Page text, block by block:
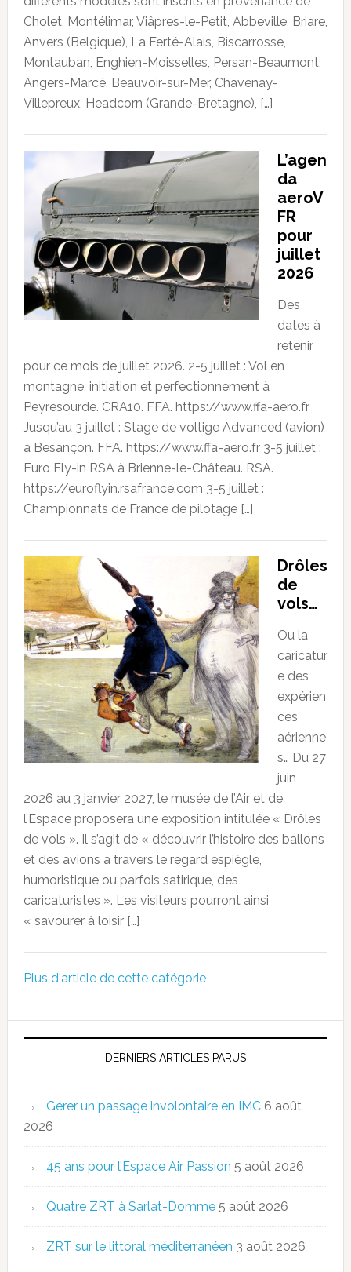
Cholet, Montélimar, Viâpres-le-Petit, Abbeville, Briare,
Anvers (Belgique), La Ferté-Alais, Biscarrosse,
Montauban, Enghien-Moisselles, Persan-Beaumont,
Angers-Marcé, Beauvoir-sur-Mer, Chavenay-
Villepreux, Headcorn (Grande-Bretagne), […]
L’agen
da
aeroV
FR
pour
juillet
2026
Des
dates à
retenir
pour ce mois de juillet 2026. 2-5 juillet : Vol en
montagne, initiation et perfectionnement à
Peyresourde. CRA10. FFA. https://www.ffa-aero.fr
Jusqu’au 3 juillet : Stage de voltige Advanced (avion)
à Besançon. FFA. https://www.ffa-aero.fr 3-5 juillet :
Euro Fly-in RSA à Brienne-le-Château. RSA.
https://euroflyin.rsafrance.com 3-5 juillet :
Championnats de France de pilotage […]
Drôles
de
vols…
Ou la
caricatur
e des
expérien
ces
aérienne
s… Du 27
juin
2026 au 3 janvier 2027, le musée de l’Air et de
l’Espace proposera une exposition intitulée « Drôles
de vols ». Il s’agit de « découvrir l’histoire des ballons
et des avions à travers le regard espiègle,
humoristique ou parfois satirique, des
caricaturistes ». Les visiteurs pourront ainsi
« savourer à loisir […]
Plus d'article de cette catégorie
DERNIERS ARTICLES PARUS
Gérer un passage involontaire en IMC 6 août
2026
45 ans pour l’Espace Air Passion 5 août 2026
Quatre ZRT à Sarlat-Domme 5 août 2026
ZRT sur le littoral méditerranéen 3 août 2026